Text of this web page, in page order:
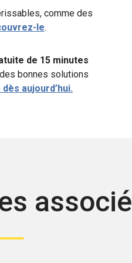
comme des
le.
de 15 minutes
bonnes solutions
aujourd’hui.